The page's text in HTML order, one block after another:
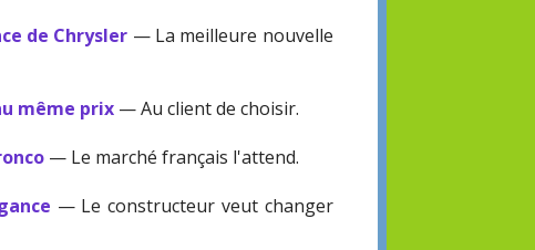
de Chrysler — La meilleure nouvelle
même prix — Au client de choisir.
— Le marché français l'attend.
— Le constructeur veut changer